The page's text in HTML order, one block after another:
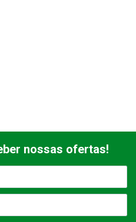
nossas ofertas!